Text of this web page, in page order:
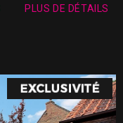
PLUS DE DÉTAILS